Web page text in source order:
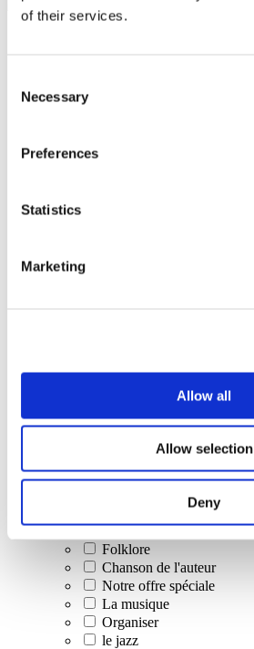
of their services.
Selection
Necessary
Preferences
Statistics
Marketing
Allow all
Allow selection
Deny
Musique classique
Musique pop
Musique israélienne
Folklore
Chanson de l'auteur
Notre offre spéciale
La musique
Organiser
le jazz